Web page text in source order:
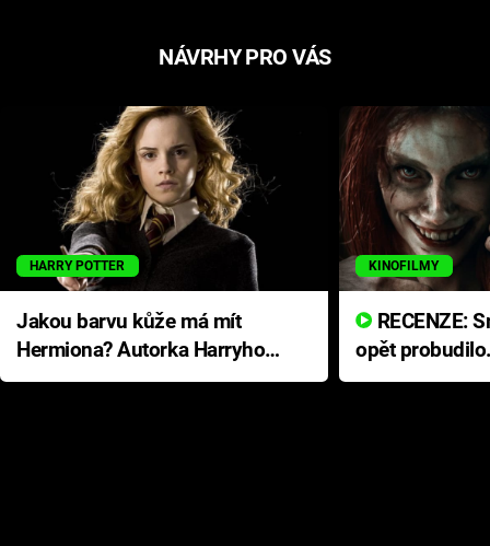
NÁVRHY PRO VÁS
HARRY POTTER
Jakou barvu kůže má mít
Hermiona? Autorka Harryho
Pottera přišla s ráznou
KINOFILMY
opět
přichází s